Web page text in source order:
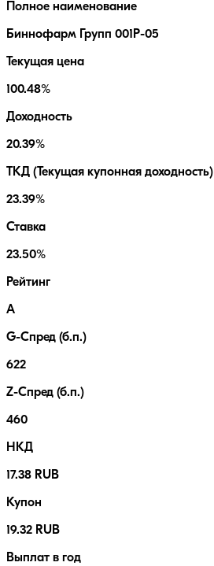
Полное наименование
Биннофарм Групп 001Р-05
Текущая цена
100.48%
Доходность
20.39%
ТКД (Текущая купонная доходность)
23.39%
Ставка
23.50%
Рейтинг
A
G-Спред (б.п.)
622
Z-Спред (б.п.)
460
НКД
17.38 RUB
Купон
19.32 RUB
Выплат в год